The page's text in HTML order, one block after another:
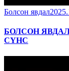
Болсон явдал
БОЛСОН
СҮНС